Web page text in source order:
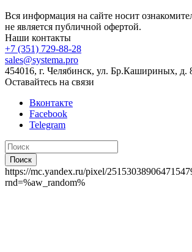
Вся информация на сайте носит
не является публичной офертой.
Наши контакты
+7 (351) 729-88-28
sales@systema.pro
454016, г. Челябинск, ул. Бр.Кашириных, д.
Оставайтесь на связи
Вконтакте
Facebook
Telegram
Поиск
https://mc.yandex.ru/pixel/
rnd=%aw_random%